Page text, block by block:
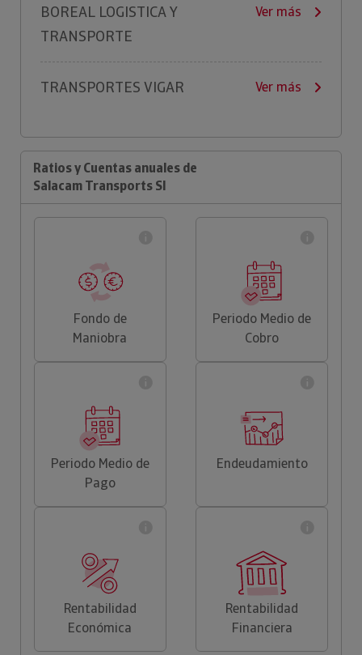
BOREAL LOGISTICA Y
TRANSPORTE
Ver más
TRANSPORTES VIGAR Ver más
Ratios y Cuentas anuales de
Salacam Transports Sl
Fondo de
Maniobra
Periodo Medio de
Cobro
Periodo Medio de
Pago
Endeudamiento
Rentabilidad
Económica
Rentabilidad
Financiera